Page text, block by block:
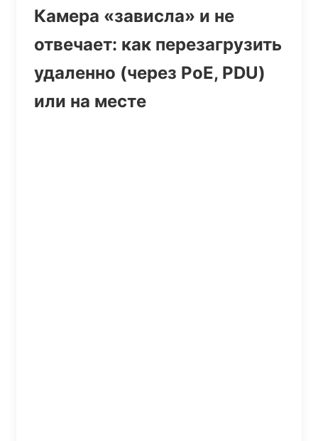
Камера «зависла» и не
отвечает: как перезагрузить
удаленно (через PoE, PDU)
или на месте